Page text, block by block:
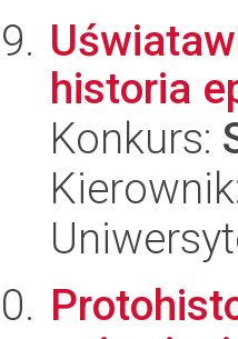
historia
Konkurs: